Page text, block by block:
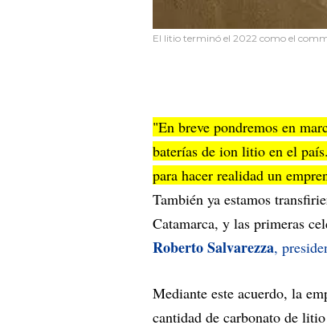
El litio terminó el 2022 como el
"En breve pondremos en
baterías de ion litio en el
para hacer realidad un
También ya estamos
Catamarca, y las primeras
Roberto Salvarezza,
Mediante este acuerdo, la
cantidad de carbonato de